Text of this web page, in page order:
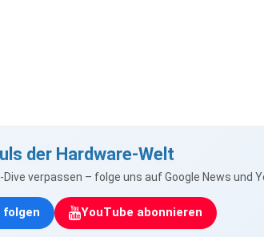
der Hardware-Welt
verpassen – folge uns auf Google News und
folgen YouTube abonnieren